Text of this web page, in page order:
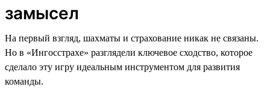
замысел
На первый взгляд, шахматы и страхование никак не связаны.
Но в «Ингосстрахе» разглядели ключевое сходство, которое
сделало эту игру идеальным инструментом для развития
команды.